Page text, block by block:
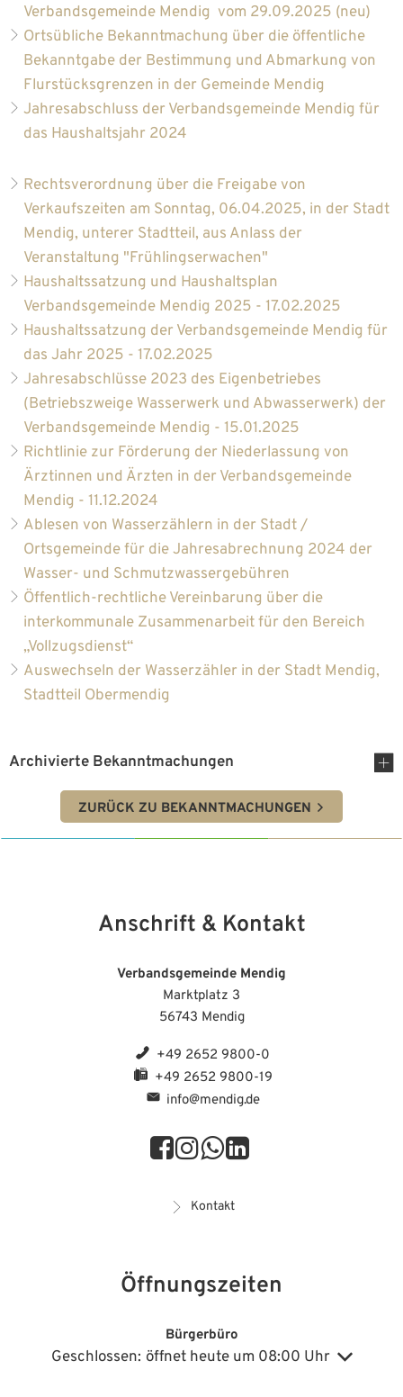
Verbandsgemeinde Mendig vom 29.09.2025 (neu)
Ortsübliche Bekanntmachung über die öffentliche
Bekanntgabe der Bestimmung und Abmarkung von
Flurstücksgrenzen in der Gemeinde Mendig
Jahresabschluss der Verbandsgemeinde Mendig für
das Haushaltsjahr 2024
Rechtsverordnung über die Freigabe von
Verkaufszeiten am Sonntag, 06.04.2025, in der Stadt
Mendig, unterer Stadtteil, aus Anlass der
Veranstaltung "Frühlingserwachen"
Haushaltssatzung und Haushaltsplan
Verbandsgemeinde Mendig 2025 - 17.02.2025
Haushaltssatzung der Verbandsgemeinde Mendig für
das Jahr 2025 - 17.02.2025
Jahresabschlüsse 2023 des Eigenbetriebes
(Betriebszweige Wasserwerk und Abwasserwerk) der
Verbandsgemeinde Mendig - 15.01.2025
Richtlinie zur Förderung der Niederlassung von
Ärztinnen und Ärzten in der Verbandsgemeinde
Mendig - 11.12.2024
Ablesen von Wasserzählern in der Stadt /
Ortsgemeinde für die Jahresabrechnung 2024 der
Wasser- und Schmutzwassergebühren
Öffentlich-rechtliche Vereinbarung über die
interkommunale Zusammenarbeit für den Bereich
„Vollzugsdienst“
Auswechseln der Wasserzähler in der Stadt Mendig,
Stadtteil Obermendig
Archivierte Bekanntmachungen
ZURÜCK ZU BEKANNTMACHUNGEN
Anschrift & Kontakt
Verbandsgemeinde Mendig
Marktplatz 3
56743 Mendig
+49 2652 9800-0
+49 2652 9800-19
info@mendig.de
Kontakt
Öffnungszeiten
Bürgerbüro
Klicken, um weitere Öffnungs- oder Schließzeiten auszublenden
Geschlossen: öffnet heute um 08:00 Uhr